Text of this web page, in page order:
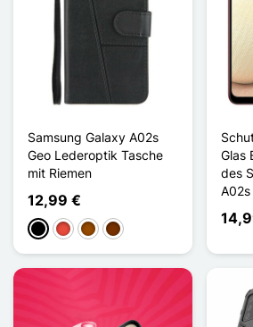
Samsung Galaxy A02s
Geo Lederoptik Tasche
mit Riemen
12,99 €
Schwarz
Rot BraunKaffee
Glas
des
A02s